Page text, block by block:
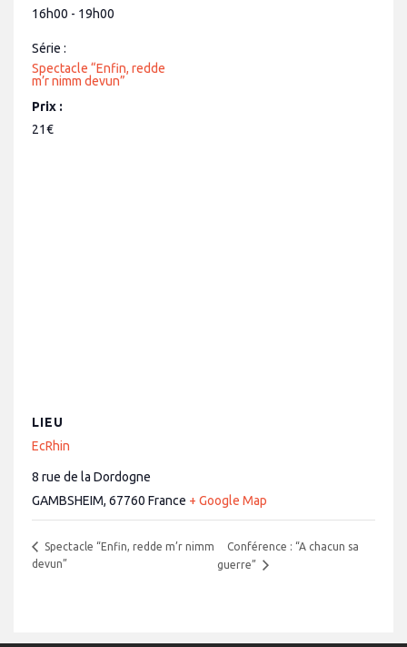
16h00 - 19h00
Série :
Spectacle “Enfin, redde
m’r nimm devun”
Prix :
21€
LIEU
EcRhin
8 rue de la Dordogne
GAMBSHEIM, 67760 France + Google Map
Spectacle “Enfin, redde m’r nimm
devun”
Conférence : “A chacun sa
guerre”